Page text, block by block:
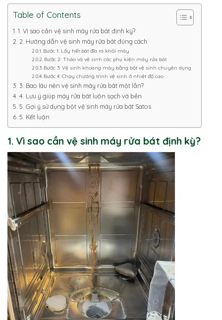
Table of Contents
1. Vì sao cần vệ sinh máy rửa bát định kỳ?
2. Hướng dẫn vệ sinh máy rửa bát đúng cách
Bước 1: Lấy hết bát đĩa ra khỏi máy
Bước 2: Tháo và vệ sinh các phụ kiện máy rửa bát
Bước 3: Vệ sinh khoang máy bằng bột vệ sinh chuyên dụng
Bước 4: Chạy chương trình vệ sinh ở nhiệt độ cao
3. Bao lâu nên vệ sinh máy rửa bát một lần?
4. Lưu ý giúp máy rửa bát luôn sạch và bền
5. Gợi ý sử dụng bột vệ sinh máy rửa bát Satos
5. Kết luận
1. Vì sao cần vệ sinh máy rửa bát định kỳ?